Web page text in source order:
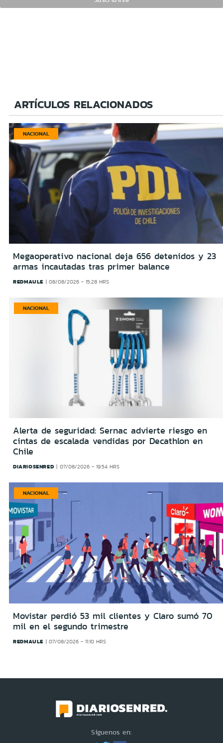
ARTÍCULOS RELACIONADOS
NACIONAL
Megaoperativo nacional deja 656 detenidos y 23
armas incautadas tras primer balance
REDMAULE 08/08/2026 - 15:28 HRS
NACIONAL
Alerta de seguridad: Sernac advierte riesgo en
cintas de escalada vendidas por Decathlon en
Chile
DIARIOSENRED 07/08/2026 - 19:54 HRS
NACIONAL
Movistar perdió 53 mil clientes y Claro sumó 70
mil en el segundo trimestre
REDMAULE 07/08/2026 - 11:10 HRS
Síguenos en: